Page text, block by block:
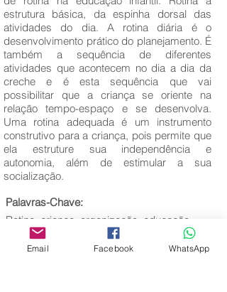
estrutura básica, da espinha dorsal das
atividades do dia. A rotina diária é o
desenvolvimento prático do planejamento. É
também a sequência de diferentes
atividades que acontecem no dia a dia da
creche e é esta sequência que vai
possibilitar que a criança se oriente na
relação tempo-espaço e se desenvolva.
Uma rotina adequada é um instrumento
construtivo para a criança, pois permite que
ela estruture sua independência e
autonomia, além de estimular a sua
socialização.
Palavras-Chave:
Rotina, criança, organização, educação
infantil.
Email Facebook WhatsApp